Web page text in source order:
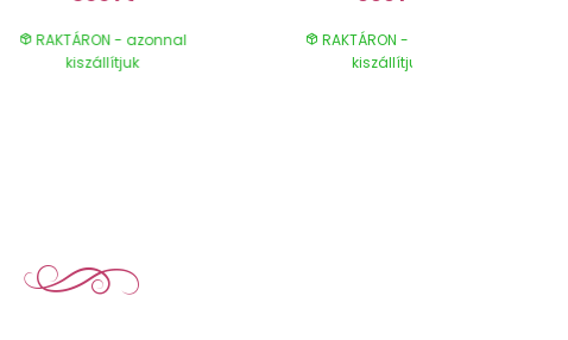
RAKTÁRON - azonnal
kiszállítjuk
RAKTÁRON - azonnal
kiszállítjuk